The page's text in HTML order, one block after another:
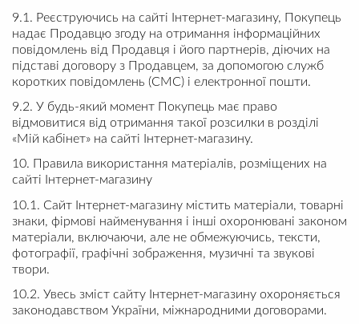
9.1. Реєструючись на сайті Інтернет-магазину, Покупець
надає Продавцю згоду на отримання інформаційних
повідомлень від Продавця і його партнерів, діючих на
підставі договору з Продавцем, за допомогою служб
коротких повідомлень (СМС) і електронної пошти.
9.2. У будь-який момент Покупець має право
відмовитися від отримання такої розсилки в розділі
«Мій кабінет» на сайті Інтернет-магазину.
10. Правила використання матеріалів, розміщених на
сайті Інтернет-магазину
10.1. Сайт Інтернет-магазину містить матеріали, товарні
знаки, фірмові найменування і інші охоронювані законом
матеріали, включаючи, але не обмежуючись, тексти,
фотографії, графічні зображення, музичні та звукові
твори.
10.2. Увесь зміст сайту Інтернет-магазину охороняється
законодавством України, міжнародними договорами.